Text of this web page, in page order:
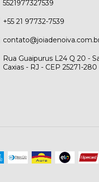
5521977327539
+55 21 97732-7539
Rua Guaipurus L24 Q 20 -
Caxias - RJ - CEP 25271-280